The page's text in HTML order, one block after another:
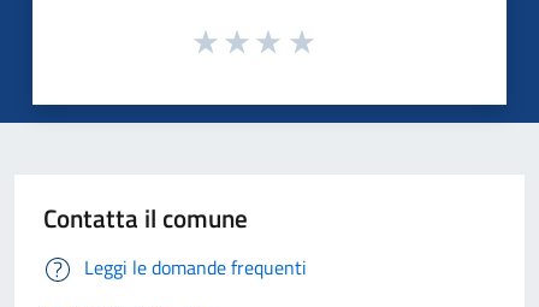
Contatta il comune
Leggi le domande frequenti